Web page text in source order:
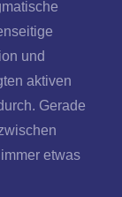
und
aktiven
Gerade
etwas